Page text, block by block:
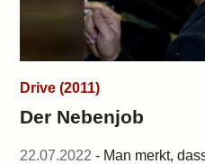
Drive (2011)
Der Nebenjob
22.07.2022 - Man merkt,